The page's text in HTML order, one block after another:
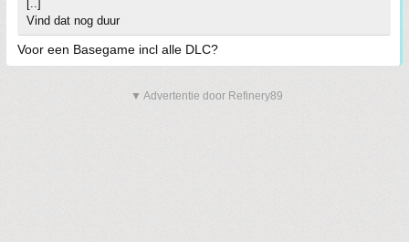
[..]
Vind dat nog duur
Voor een Basegame incl alle DLC?
▼ Advertentie door Refinery89